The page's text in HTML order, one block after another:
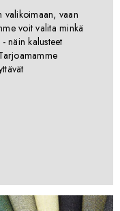
valikoimaan, vaan
voit valita minkä
näin kalusteet